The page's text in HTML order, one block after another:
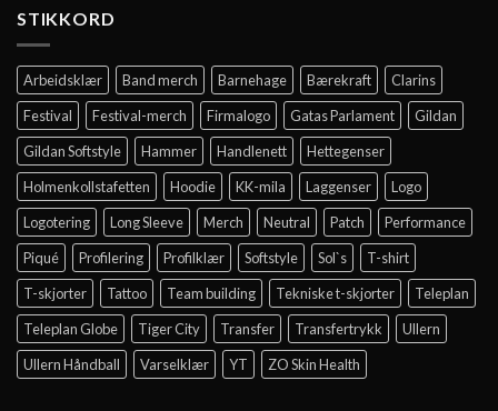
STIKKORD
Arbeidsklær Band merch Barnehage Bærekraft
Clarins
Festival
Festival-merch Firmalogo Gatas Parlament
Gildan
Gildan Softstyle
Hammer Handlenett
Hettegenser
Holmenkollstafetten
Hoodie KK-mila Laggenser
Logo
Logotering
Long Sleeve Merch Neutral Patch
Performance
Piqué
Profilering Profilklær Softstyle Sol`s
T-shirt
T-skjorter
Tattoo Team building Tekniske t-skjorter
Teleplan
Teleplan Globe
Tiger City Transfer Transfertrykk
Ullern
Ullern Håndball
Varselklær YT ZO Skin Health